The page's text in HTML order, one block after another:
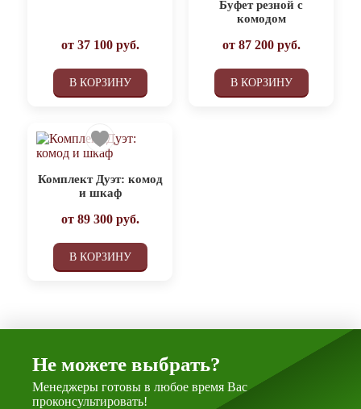
от 37 100руб.
В КОРЗИНУ
Буфет резной с
комодом
от 87 200руб.
В КОРЗИНУ
Комплект Дуэт: комод
и шкаф
от 89 300руб.
В КОРЗИНУ
Не можете выбрать?
Менеджеры готовы в любое время Вас
проконсультировать!